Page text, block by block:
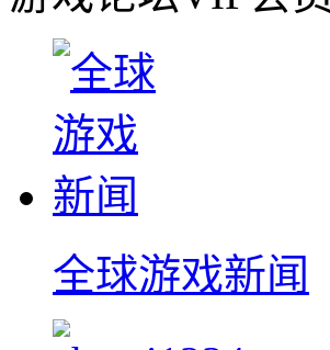
全球游戏新闻